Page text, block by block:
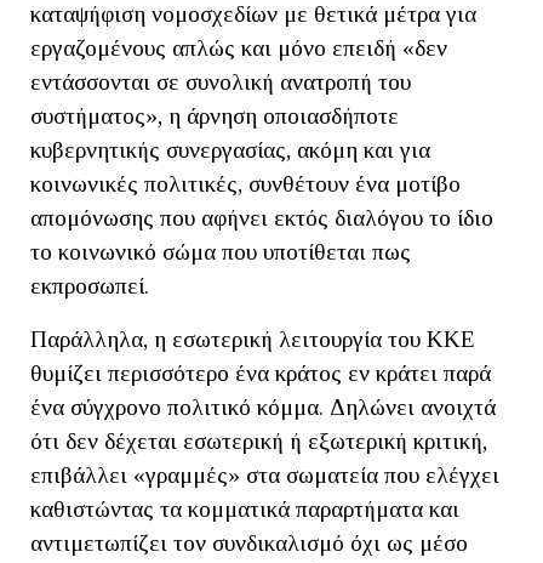
καταψήφιση νομοσχεδίων με θετικά μέτρα για
εργαζομένους απλώς και μόνο επειδή «δεν
εντάσσονται σε συνολική ανατροπή του
συστήματος», η άρνηση οποιασδήποτε
κυβερνητικής συνεργασίας, ακόμη και για
κοινωνικές πολιτικές, συνθέτουν ένα μοτίβο
απομόνωσης που αφήνει εκτός διαλόγου το ίδιο
το κοινωνικό σώμα που υποτίθεται πως
εκπροσωπεί.
Παράλληλα, η εσωτερική λειτουργία του ΚΚΕ
θυμίζει περισσότερο ένα κράτος εν κράτει παρά
ένα σύγχρονο πολιτικό κόμμα. Δηλώνει ανοιχτά
ότι δεν δέχεται εσωτερική ή εξωτερική κριτική,
επιβάλλει «γραμμές» στα σωματεία που ελέγχει
καθιστώντας τα κομματικά παραρτήματα και
αντιμετωπίζει τον συνδικαλισμό όχι ως μέσο